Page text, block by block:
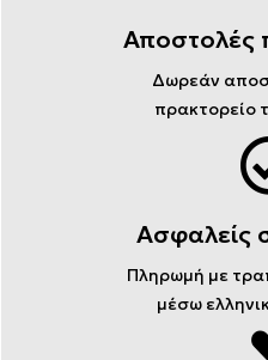
Αποστολές
Δωρεάν
πρακτορείο
Ασφαλείς
Πληρωμή με
μέσω